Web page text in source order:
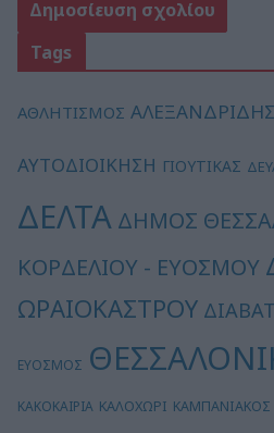
Tags
ΑΘΛΗΤΙΣΜΟΣ ΑΛΕΞΑΝΔΡΙΔΗΣ
ΑΥΤΟΔΙΟΙΚΗΣΗ ΓΙΟΥΤΙΚΑΣ
ΔΕΛΤΑ ΔΗΜΟΣ
ΚΟΡΔΕΛΙΟΥ - ΕΥΟΣΜΟΥ
ΩΡΑΙΟΚΑΣΤΡΟΥ
ΕΥΟΣΜΟΣ
ΚΑΚΟΚΑΙΡΙΑ ΚΑΛΟΧΩΡΙ ΚΑΜΠΑΝΙΑΚΟΣ